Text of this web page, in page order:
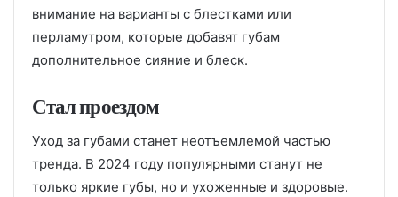
внимание на варианты с блестками или
перламутром, которые добавят губам
дополнительное сияние и блеск.
Стал проездом
Уход за губами станет неотъемлемой частью
тренда. В 2024 году популярными станут не
только яркие губы, но и ухоженные и здоровые.